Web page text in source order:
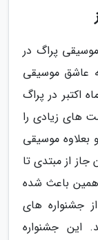
پراگ در
عاشق موسیقی
اکتبر در پراگ
های زیادی را
بعلاوه موسیقی
جاز از مبتدی تا
همین باعث شده
جشنواره های
این جشنواره